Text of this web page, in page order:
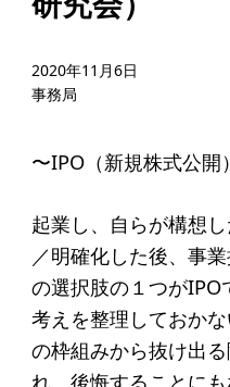
丸和育志会の目指す
学生のみなさんへ
起業家のみなさんへ
起業を考えている
みなさんへ
応援したいみなさ
財団概要
理念
2020年11月6日
事務局
〜IPO（新規株式公開
起業し、自らが構想
／明確化した後、事
の選択肢の１つが
考えを整理しておか
の枠組みから抜け出
れ、後悔することにも